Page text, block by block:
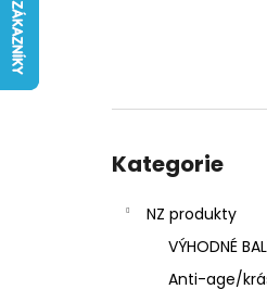
kategorie
Kategorie
NZ produkty
VÝHODNÉ
Anti-age/